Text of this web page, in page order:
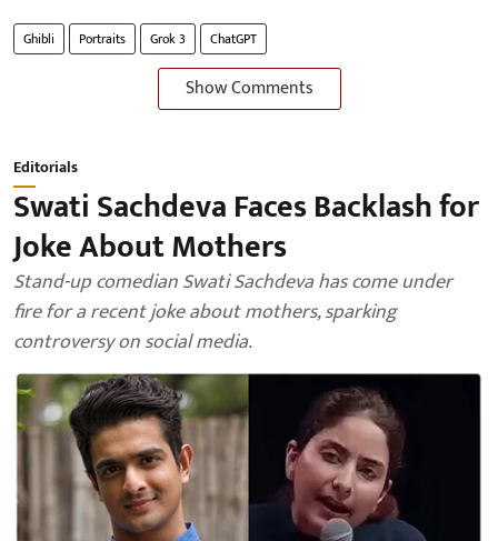
Ghibli Portraits Grok 3 ChatGPT
Show Comments
Editorials
Swati Sachdeva Faces Backlash for
Joke About Mothers
Stand-up comedian Swati Sachdeva has come under
fire for a recent joke about mothers, sparking
controversy on social media.